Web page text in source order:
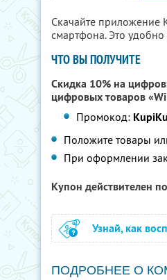
Скачайте приложение
смартфона. Это удобно
ЧТО ВЫ ПОЛУЧИТЕ
Скидка 10% на
цифровых товаров
Промокод:
Положите товары
При оформлении
Купон действителен
Узнай, как
ПОДРОБНЕЕ О